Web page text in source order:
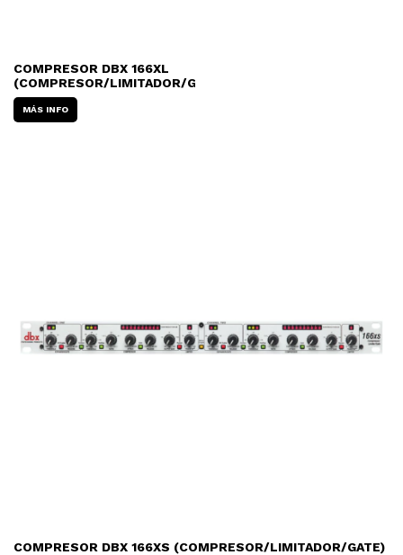
COMPRESOR DBX 166XL
(COMPRESOR/LIMITADOR/GATE)
MÁS INFO
COMPRESOR DBX 166XS (COMPRESOR/LIMITADOR/GATE)